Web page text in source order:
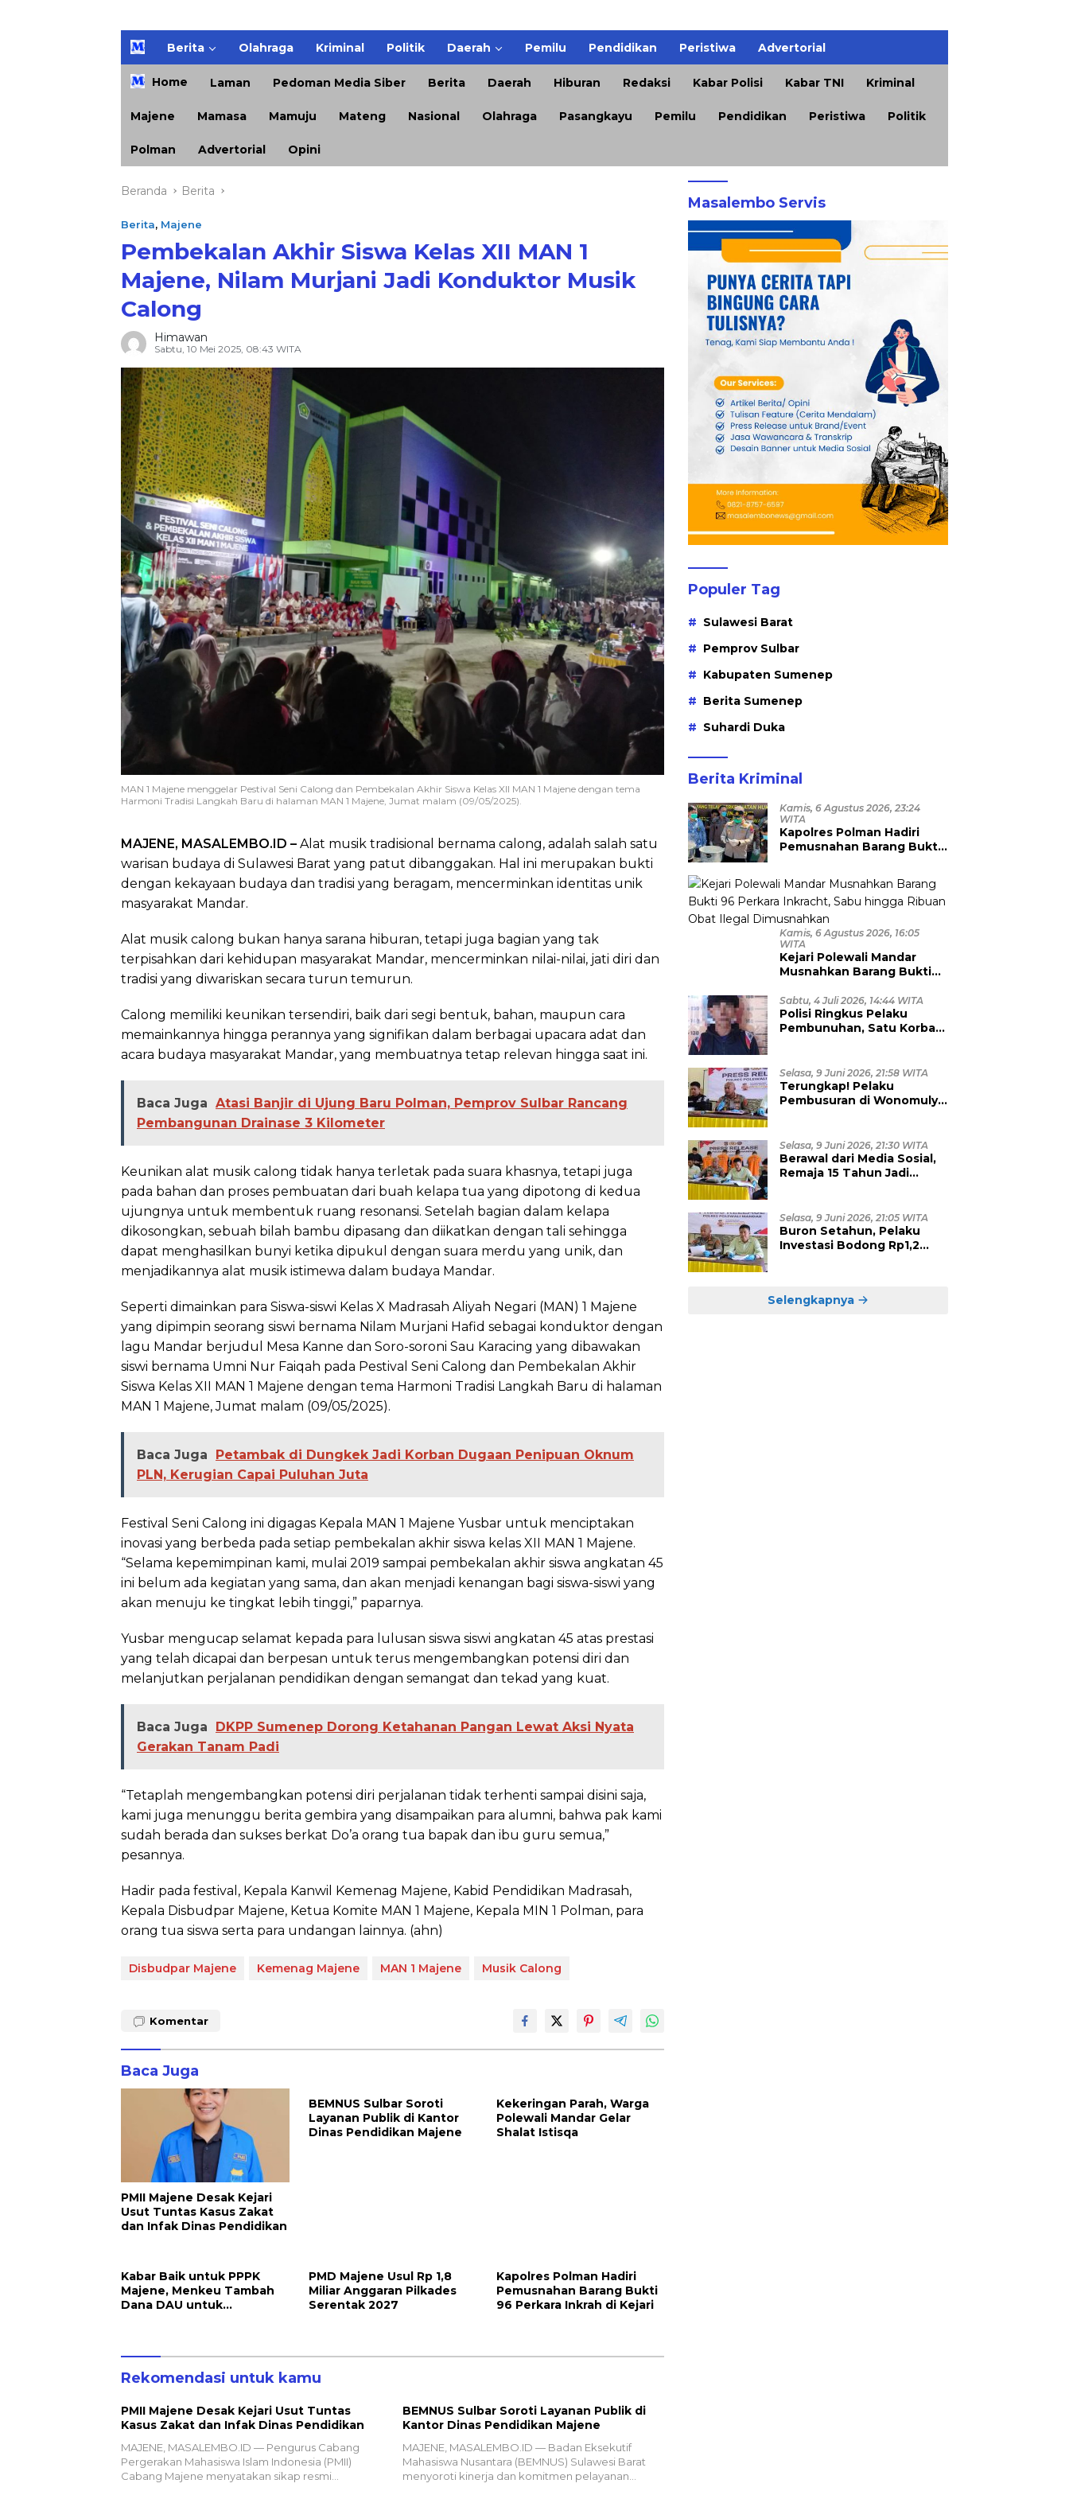
H
m
e
Berita Olahraga Kriminal Politik Daerah Pemilu Pendidikan Peristiwa Advertorial
Home Laman Pedoman Media Siber Berita Daerah Hiburan Redaksi Kabar Polisi Kabar TNI Kriminal
Majene Mamasa Mamuju Mateng Nasional Olahraga Pasangkayu Pemilu Pendidikan Peristiwa Politik
Polman Advertorial Opini
Beranda Berita
Berita, Majene
Pembekalan Akhir Siswa Kelas XII MAN 1
Majene, Nilam Murjani Jadi Konduktor Musik
Calong
Himawan
Sabtu, 10 Mei 2025, 08:43 WITA
MAN 1 Majene menggelar Pestival Seni Calong dan Pembekalan Akhir Siswa Kelas XII MAN 1 Majene dengan tema
Harmoni Tradisi Langkah Baru di halaman MAN 1 Majene, Jumat malam (09/05/2025).
MAJENE, MASALEMBO.ID – Alat musik tradisional bernama calong, adalah salah satu
warisan budaya di Sulawesi Barat yang patut dibanggakan. Hal ini merupakan bukti
dengan kekayaan budaya dan tradisi yang beragam, mencerminkan identitas unik
masyarakat Mandar.
Alat musik calong bukan hanya sarana hiburan, tetapi juga bagian yang tak
terpisahkan dari kehidupan masyarakat Mandar, mencerminkan nilai-nilai, jati diri dan
tradisi yang diwariskan secara turun temurun.
Calong memiliki keunikan tersendiri, baik dari segi bentuk, bahan, maupun cara
memainkannya hingga perannya yang signifikan dalam berbagai upacara adat dan
acara budaya masyarakat Mandar, yang membuatnya tetap relevan hingga saat ini.
Baca Juga Atasi Banjir di Ujung Baru Polman, Pemprov Sulbar Rancang
Pembangunan Drainase 3 Kilometer
Keunikan alat musik calong tidak hanya terletak pada suara khasnya, tetapi juga
pada bahan dan proses pembuatan dari buah kelapa tua yang dipotong di kedua
ujungnya untuk membentuk ruang resonansi. Setelah bagian dalam kelapa
dikosongkan, sebuah bilah bambu dipasang dan diikatkan dengan tali sehingga
dapat menghasilkan bunyi ketika dipukul dengan suara merdu yang unik, dan
menjadikannya alat musik istimewa dalam budaya Mandar.
Seperti dimainkan para Siswa-siswi Kelas X Madrasah Aliyah Negari (MAN) 1 Majene
yang dipimpin seorang siswi bernama Nilam Murjani Hafid sebagai konduktor dengan
lagu Mandar berjudul Mesa Kanne dan Soro-soroni Sau Karacing yang dibawakan
siswi bernama Umni Nur Faiqah pada Pestival Seni Calong dan Pembekalan Akhir
Siswa Kelas XII MAN 1 Majene dengan tema Harmoni Tradisi Langkah Baru di halaman
MAN 1 Majene, Jumat malam (09/05/2025).
Baca Juga
Petambak di Dungkek Jadi Korban Dugaan Penipuan Oknum
PLN, Kerugian Capai Puluhan Juta
Festival Seni Calong ini digagas Kepala MAN 1 Majene Yusbar untuk menciptakan
inovasi yang berbeda pada setiap pembekalan akhir siswa kelas XII MAN 1 Majene.
“Selama kepemimpinan kami, mulai 2019 sampai pembekalan akhir siswa angkatan 45
ini belum ada kegiatan yang sama, dan akan menjadi kenangan bagi siswa-siswi yang
akan menuju ke tingkat lebih tinggi,” paparnya.
Yusbar mengucap selamat kepada para lulusan siswa siswi angkatan 45 atas prestasi
yang telah dicapai dan berpesan untuk terus mengembangkan potensi diri dan
melanjutkan perjalanan pendidikan dengan semangat dan tekad yang kuat.
Baca Juga
DKPP Sumenep Dorong Ketahanan Pangan Lewat Aksi Nyata
Gerakan Tanam Padi
“Tetaplah mengembangkan potensi diri perjalanan tidak terhenti sampai disini saja,
kami juga menunggu berita gembira yang disampaikan para alumni, bahwa pak kami
sudah berada dan sukses berkat Do’a orang tua bapak dan ibu guru semua,”
pesannya.
Hadir pada festival, Kepala Kanwil Kemenag Majene, Kabid Pendidikan Madrasah,
Kepala Disbudpar Majene, Ketua Komite MAN 1 Majene, Kepala MIN 1 Polman, para
orang tua siswa serta para undangan lainnya. (ahn)
Disbudpar Majene Kemenag Majene MAN 1 Majene Musik Calong
Komentar
Baca Juga
PMII Majene Desak Kejari
Usut Tuntas Kasus Zakat
dan Infak Dinas Pendidikan
BEMNUS Sulbar Soroti
Layanan Publik di Kantor
Dinas Pendidikan Majene
Kekeringan Parah, Warga
Polewali Mandar Gelar
Shalat Istisqa
Kabar Baik untuk PPPK
Majene, Menkeu Tambah
Dana DAU untuk
PMD Majene Usul Rp 1,8
Miliar Anggaran Pilkades
Serentak 2027
Kapolres Polman Hadiri
Pemusnahan Barang Bukti
96 Perkara Inkrah di Kejari
Rekomendasi untuk kamu
PMII Majene Desak Kejari Usut Tuntas
Kasus Zakat dan Infak Dinas Pendidikan
MAJENE, MASALEMBO.ID — Pengurus Cabang
Pergerakan Mahasiswa Islam Indonesia (PMII)
Cabang Majene menyatakan sikap resmi…
BEMNUS Sulbar Soroti Layanan Publik di
Kantor Dinas Pendidikan Majene
MAJENE, MASALEMBO.ID — Badan Eksekutif
Mahasiswa Nusantara (BEMNUS) Sulawesi Barat
menyoroti kinerja dan komitmen pelayanan…
Masalembo Servis
Populer Tag
Sulawesi Barat
Pemprov Sulbar
Kabupaten Sumenep
Berita Sumenep
Suhardi Duka
Berita Kriminal
Kamis, 6 Agustus 2026, 23:24
WITA
Kapolres Polman Hadiri
Pemusnahan Barang Bukti
Kamis, 6 Agustus 2026, 16:05
WITA
Kejari Polewali Mandar
Musnahkan Barang Bukti
hingga Ribuan Obat Ilegal
Dimusnahkan
Sabtu, 4 Juli 2026, 14:44 WITA
Polisi Ringkus Pelaku
Pembunuhan, Satu Korban
Selasa, 9 Juni 2026, 21:58 WITA
Terungkap! Pelaku
Pembusuran di Wonomulyo
Tersangka Diamankan
Selasa, 9 Juni 2026, 21:30 WITA
Berawal dari Media Sosial,
Remaja 15 Tahun Jadi
Dibekuk Polisi
Selasa, 9 Juni 2026, 21:05 WITA
Buron Setahun, Pelaku
Investasi Bodong Rp1,2
Selengkapnya